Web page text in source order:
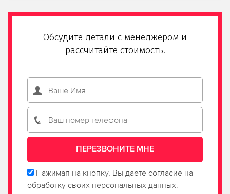
Обсудите детали с менеджером и
рассчитайте стоимость!
Нажимая на кнопку, Вы даете согласие на
обработку своих персональных данных.